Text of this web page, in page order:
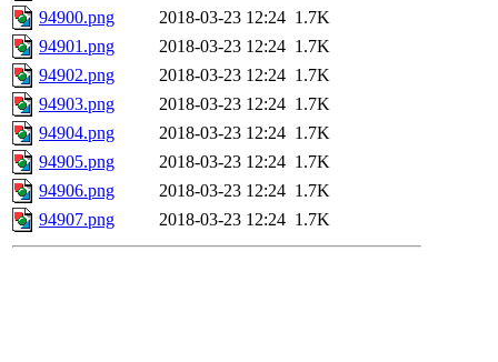
94900.png
2018-03-23 12:24 1.7K
94901.png
2018-03-23 12:24 1.7K
94902.png
2018-03-23 12:24 1.7K
94903.png
2018-03-23 12:24 1.7K
94904.png
2018-03-23 12:24 1.7K
94905.png
2018-03-23 12:24 1.7K
94906.png
2018-03-23 12:24 1.7K
94907.png
2018-03-23 12:24 1.7K